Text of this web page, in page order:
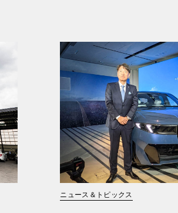
ニュース＆トピックス